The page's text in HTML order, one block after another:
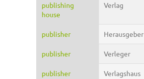
publishing
house
Verlag
publisher Herausgeber
publisher Verleger
publisher Verlagshaus